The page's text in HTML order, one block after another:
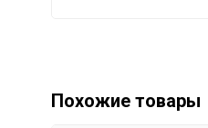
Похожие товары